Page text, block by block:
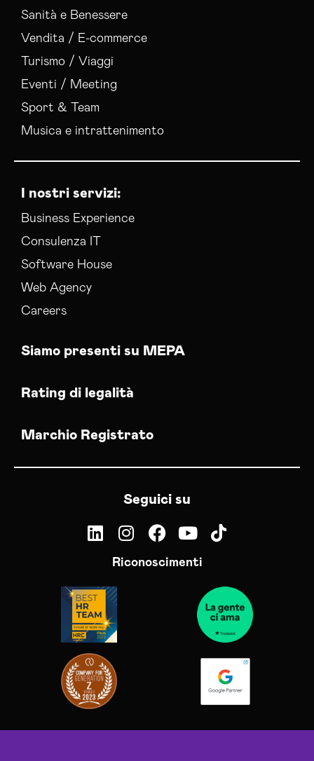
Sanità e Benessere
Vendita / E-commerce
Turismo / Viaggi
Eventi / Meeting
Sport & Team
Musica e intrattenimento
I nostri servizi:
Business Experience
Consulenza IT
Software House
Web Agency
Careers
Siamo presenti su MEPA
Rating di legalità
Marchio Registrato
Seguici su
Riconoscimenti